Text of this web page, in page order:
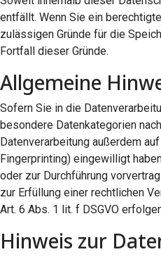
entfällt. Wenn Sie ein
zulässigen Gründe für die
Fortfall dieser Gründe.
Allgemeine
Sofern Sie in die
besondere Datenkategorien
Datenverarbeitung außerdem
Fingerprinting) eingewilligt
oder zur Durchführung
zur Erfüllung einer rechtlichen
Art. 6 Abs. 1 lit. f DSGVO
Hinweis zur